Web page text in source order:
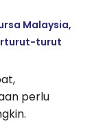
Malaysia,
turut
perlu